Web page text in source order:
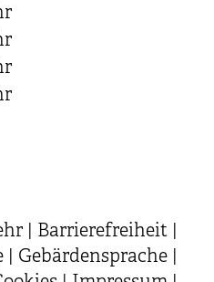
Barrierefreiheit
Gebärdensprache